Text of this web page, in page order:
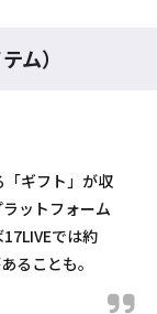
ム）
ギフト」が収
ットフォーム
では約
ることも。